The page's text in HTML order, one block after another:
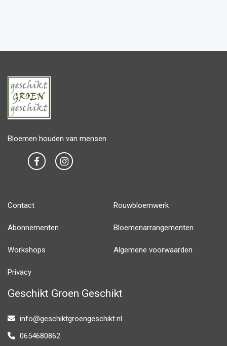
Bloemen houden van mensen
Contact Rouwbloemwerk
Abonnementen Bloemenarrangementen
Workshops Algemene voorwaarden
Privacy
Geschikt Groen Geschikt
info@geschiktgroengeschikt.nl
0654680862